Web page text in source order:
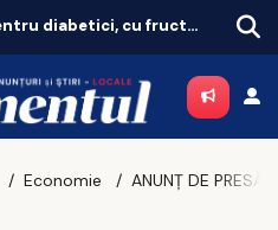
Rețeta zilei: Pêches Melba pentru diabetici, cu fructe de sezon
Economie